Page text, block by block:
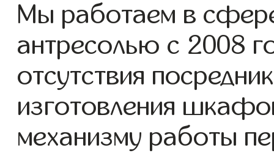
Мы работаем в
антресолью с 2008
отсутствия
изготовления
механизму работы